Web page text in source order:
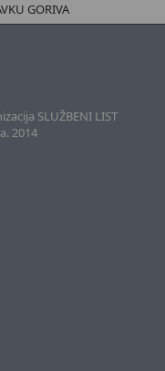
GORIVA
SLUŽBENI LIST
2014